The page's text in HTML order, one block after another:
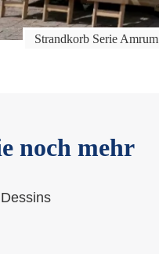
Strandkorb Serie Amrum
noch mehr